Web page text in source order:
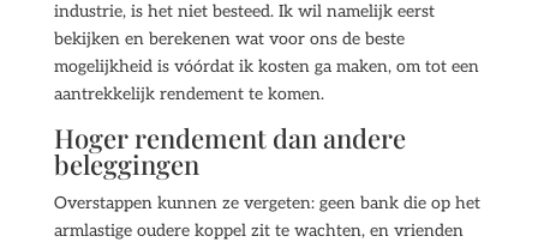
industrie, is het niet besteed. Ik wil namelijk eerst
bekijken en berekenen wat voor ons de beste
mogelijkheid is vóórdat ik kosten ga maken, om tot een
aantrekkelijk rendement te komen.
Hoger rendement dan andere
beleggingen
Overstappen kunnen ze vergeten: geen bank die op het
armlastige oudere koppel zit te wachten, en vrienden